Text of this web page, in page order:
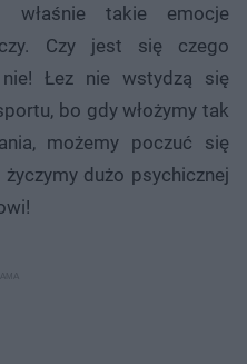
takie emocje
Czy jest się czego
Łez nie wstydzą się
bo gdy włożymy tak
możemy poczuć się
dużo psychicznej